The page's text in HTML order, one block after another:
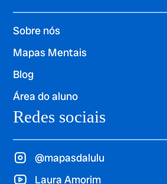
Sobre nós
Mapas Mentais
Blog
Área do aluno
Redes sociais
@mapasdalulu
Laura Amorim